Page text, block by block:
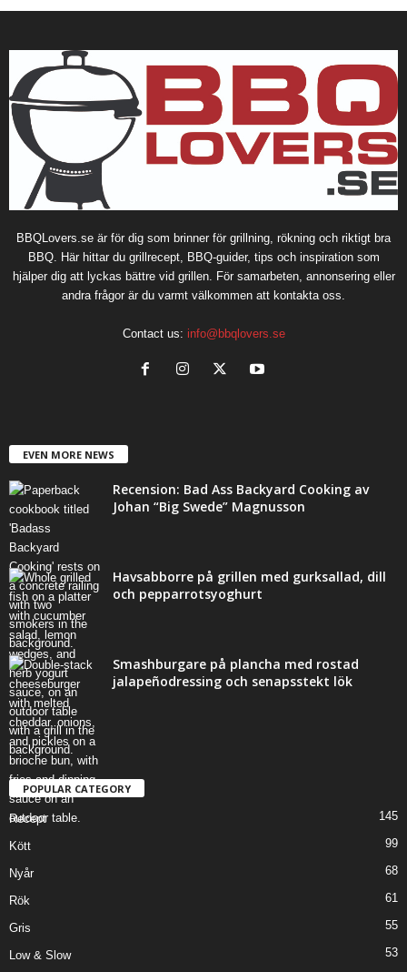
BBQLovers.se är för dig som brinner för grillning, rökning och riktigt bra
BBQ. Här hittar du grillrecept, BBQ-guider, tips och inspiration som
hjälper dig att lyckas bättre vid grillen. För samarbeten, annonsering eller
andra frågor är du varmt välkommen att kontakta oss.
Contact us: info@bbqlovers.se
EVEN MORE NEWS
Recension: Bad Ass Backyard Cooking av
Johan “Big Swede” Magnusson
Havsabborre på grillen med gurksallad, dill
och pepparrotsyoghurt
Smashburgare på plancha med rostad
jalapeñodressing och senapsstekt lök
POPULAR CATEGORY
Recept 145
Kött 99
Nyår 68
Rök 61
Gris 55
Low & Slow 53